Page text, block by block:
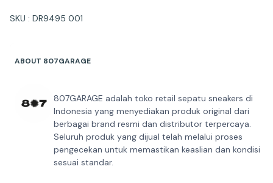
SKU : DR9495 001
ABOUT 807GARAGE
807GARAGE adalah toko retail sepatu sneakers di
Indonesia yang menyediakan produk original dari
berbagai brand resmi dan distributor terpercaya.
Seluruh produk yang dijual telah melalui proses
pengecekan untuk memastikan keaslian dan kondisi
sesuai standar.